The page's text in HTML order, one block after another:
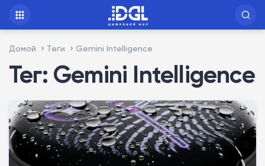
Домой Теги Gemini Intelligence
Тег: Gemini Intelligence